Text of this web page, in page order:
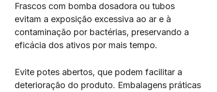
Frascos com bomba dosadora ou tubos
evitam a exposição excessiva ao ar e à
contaminação por bactérias, preservando a
eficácia dos ativos por mais tempo.
Evite potes abertos, que podem facilitar a
deterioração do produto. Embalagens práticas